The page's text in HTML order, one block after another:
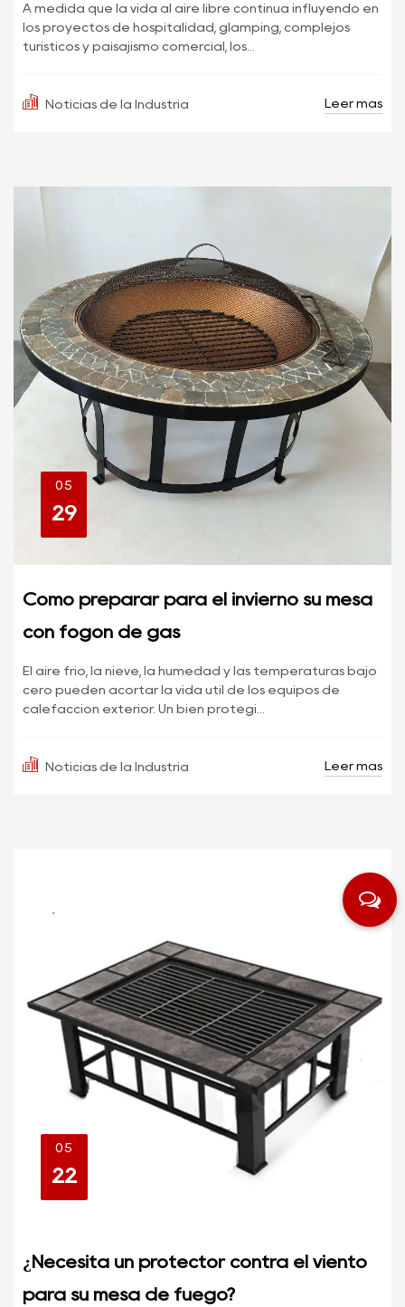
A medida que la vida al aire libre continúa influyendo en
los proyectos de hospitalidad, glamping, complejos
turísticos y paisajismo comercial, los...
Noticias de la Industria Leer más
05
29
Cómo preparar para el invierno su mesa
con fogón de gas
El aire frío, la nieve, la humedad y las temperaturas bajo
cero pueden acortar la vida útil de los equipos de
calefacción exterior. Un bien protegi...
Noticias de la Industria Leer más
05
22
¿Necesita un protector contra el viento
para su mesa de fuego?